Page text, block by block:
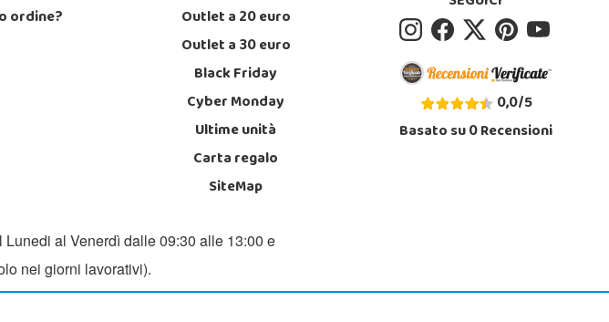
ordine?
Outlet a 20 euro
Outlet a 30 euro
Black Friday
Cyber Monday
Ultime unità
Carta regalo
SiteMap
0,0/5
Basato su0Recensioni
al Venerdì dalle 09:30 alle 13:00 e
nei giorni lavorativi).